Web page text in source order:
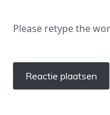
Please retype the